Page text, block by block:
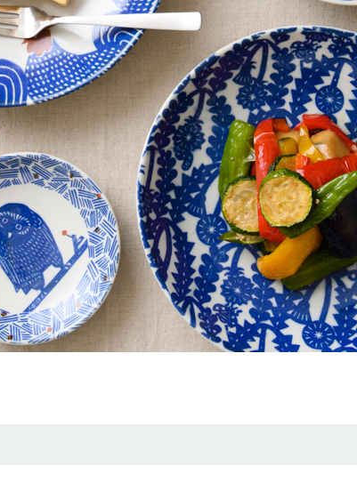
数のお約束は
ません
中止の場合は
届け日の12日前までに
をお願いいたします。
ャンペーン価格を除く
素敵なプレゼントが
たくさん！
お誕生日月や季節ごとの
プレゼントが充実！